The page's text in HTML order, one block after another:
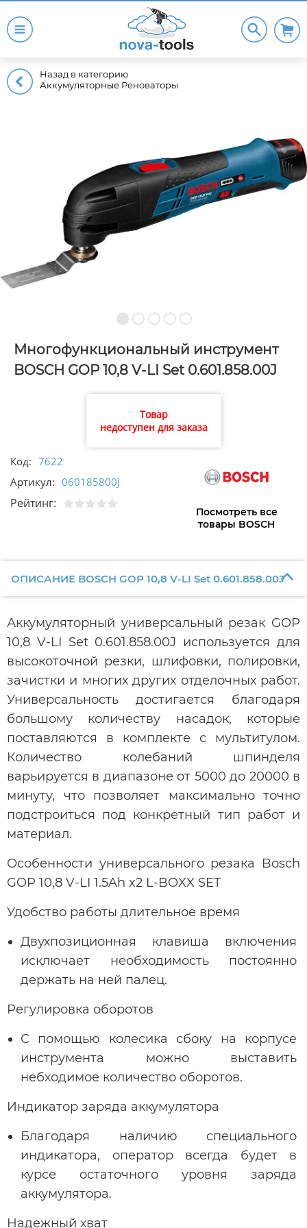
Назад в категорию
Аккумуляторные Реноваторы
Многофункциональный инструмент
BOSCH GOP 10,8 V-LI Set 0.601.858.00J
Товар
недоступен для заказа
Код: 7622
Артикул: 060185800J
Рейтинг:
Посмотреть все
товары BOSCH
ОПИСАНИЕ BOSCH GOP 10,8 V-LI Set 0.601.858.00J
Аккумуляторный универсальный резак GOP
10,8 V-LI Set 0.601.858.00J используется для
высокоточной резки, шлифовки, полировки,
зачистки и многих других отделочных работ.
Универсальность достигается благодаря
большому количеству насадок, которые
поставляются в комплекте с мультитулом.
Количество колебаний шпинделя
варьируется в диапазоне от 5000 до 20000 в
минуту, что позволяет максимально точно
подстроиться под конкретный тип работ и
материал.
Особенности универсального резака Bosch
GOP 10,8 V-LI 1.5Ah x2 L-BOXX SET
Удобство работы длительное время
Двухпозиционная клавиша включения
исключает необходимость постоянно
держать на ней палец.
Регулировка оборотов
С помощью колесика сбоку на корпусе
инструмента можно выставить
небходимое количество оборотов.
Индикатор заряда аккумулятора
Благодаря наличию специального
индикатора, оператор всегда будет в
курсе остаточного уровня заряда
аккумулятора.
Надежный хват